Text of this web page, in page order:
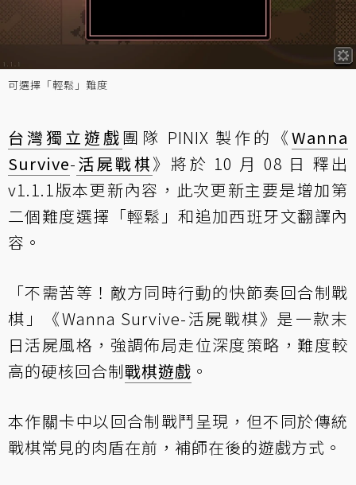
可選擇「輕鬆」難度
台灣 獨立遊戲團隊 PINIX 製作的《Wanna
Survive-活屍戰棋》將於 10 月 08 日 釋出
v1.1.1版本更新內容，此次更新主要是增加第
二個難度選擇「輕鬆」和追加西班牙文翻譯內
容。
「不需苦等！敵方同時行動的快節奏回合制戰
棋」《Wanna Survive-活屍戰棋》是一款末
日活屍風格，強調佈局走位深度策略，難度較
高的硬核回合制戰棋遊戲 。
本作關卡中以回合制戰鬥呈現，但不同於傳統
戰棋常見的肉盾在前，補師在後的遊戲方式。